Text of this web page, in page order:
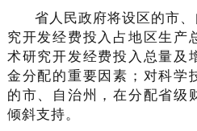
省人民政府将设区的市
究开发经费投入占地区生产
术研究开发经费投入总量及
金分配的重要因素；对科学
的市、自治州，在分配省级
倾斜支持。